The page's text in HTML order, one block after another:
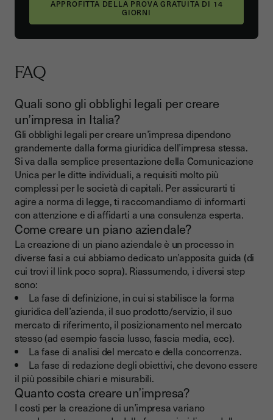
FAQ
Quali sono gli obblighi legali per creare
un’impresa in Italia?
Gli obblighi legali per creare un’impresa dipendono
grandemente dalla forma giuridica dell’impresa stessa.
Si va dalla semplice presentazione della Comunicazione
Unica per le ditte individuali, a requisiti molto più
complessi per le società di capitali. Per assicurarti ti
agire a norma di legge, ti raccomandiamo di informarti
con attenzione e di affidarti a una consulenza esperta.
Come creare un piano aziendale?
La creazione di un piano aziendale è un processo in
diverse fasi a cui abbiamo dedicato un’apposita guida (di
cui trovi il link poco sopra). Riassumendo, i diversi step
sono:
La fase di definizione, in cui si stabilisce la forma
giuridica dell’azienda, il suo prodotto/servizio, il suo
mercato di riferimento, il posizionamento nel mercato
stesso (ad esempio fascia lusso, fascia media, ecc).
La fase di analisi del mercato e della concorrenza.
La fase di redazione degli obiettivi, che devono essere
il più possibile chiari e misurabili.
Quanto costa creare un’impresa?
I costi per la creazione di un’impresa variano